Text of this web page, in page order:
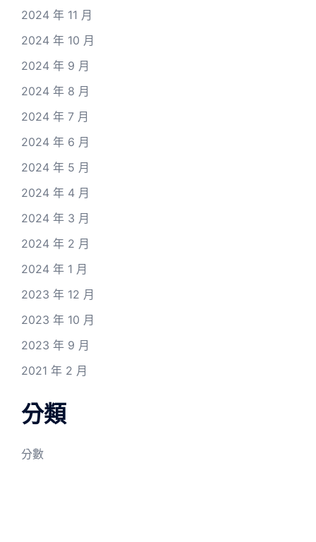
2024 年 11 月
2024 年 10 月
2024 年 9 月
2024 年 8 月
2024 年 7 月
2024 年 6 月
2024 年 5 月
2024 年 4 月
2024 年 3 月
2024 年 2 月
2024 年 1 月
2023 年 12 月
2023 年 10 月
2023 年 9 月
2021 年 2 月
分類
分數